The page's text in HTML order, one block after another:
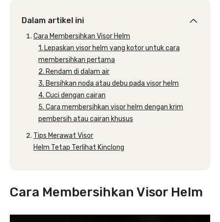
Dalam artikel ini
Cara Membersihkan Visor Helm
1. Lepaskan visor helm yang kotor untuk cara
membersihkan pertama
2. Rendam di dalam air
3. Bersihkan noda atau debu pada visor helm
4. Cuci dengan cairan
5. Cara membersihkan visor helm dengan krim
pembersih atau cairan khusus
Tips Merawat Visor
Helm Tetap Terlihat Kinclong
Cara Membersihkan Visor Helm